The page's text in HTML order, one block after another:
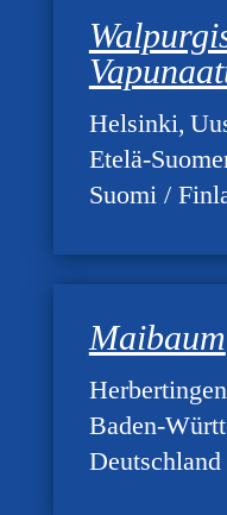
Helsinki
Etelä-
Suomi /
Maibaum
Herbertingen
Baden-